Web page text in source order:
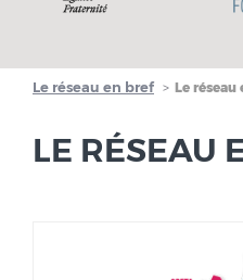
Le réseau en bref Le réseau
LE RÉSEAU